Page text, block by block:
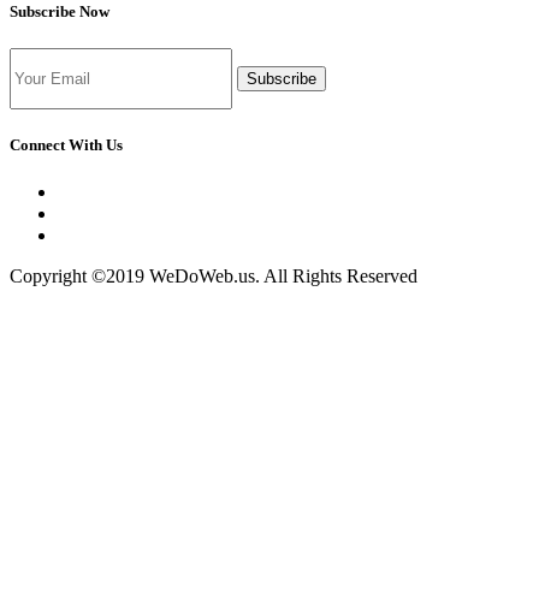
Subscribe Now
Subscribe
Connect With Us
Copyright ©2019 WeDoWeb.us. All Rights Reserved